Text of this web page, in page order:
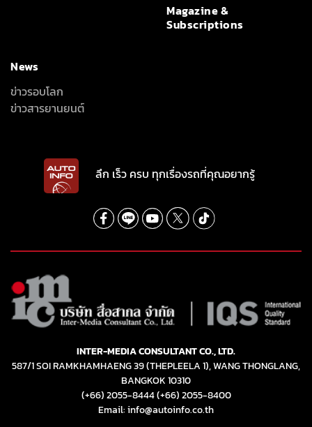
Magazine &
Subscriptions
News
ข่าวรอบโลก
ข่าวสารยานยนต์
ลึก เร็ว ครบ ทุกเรื่องรถที่คุณอยากรู้
INTER-MEDIA CONSULTANT CO., LTD.
587/1 SOI RAMKHAMHAENG 39 (THEPLEELA 1), WANG THONGLANG,
BANGKOK 10310
(+66) 2055-8444(+66) 2055-8400
Email: info@autoinfo.co.th